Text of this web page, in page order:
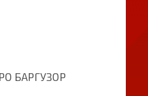
БАРГУЗОР